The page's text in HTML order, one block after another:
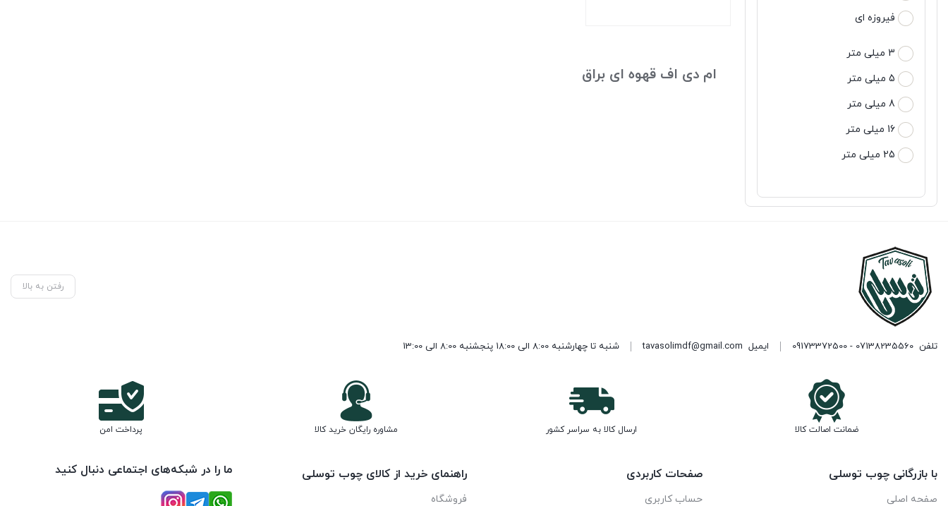
فیروزه ای
3 میلی متر
5 میلی متر
8 میلی متر
16 میلی متر
25 میلی متر
ام دی اف قهوه ای براق
رفتن به بالا
تلفن 07138235560 - 09173372500 ایمیل tavasolimdf@gmail.com شنبه تا چهارشنبه 8:00 الی 18:00 پنجشنبه 8:00 الی 13:00
ضمانت اصالت کالا ارسال کالا به سراسر کشور مشاوره رایگان خرید کالا پرداخت امن
با بازرگانی چوب توسلی
صفحه اصلی
صفحات کاربردی
حساب کاربری
راهنمای خرید از کالای چوب توسلی
فروشگاه
ما را در شبکه‌های اجتماعی دنبال کنید